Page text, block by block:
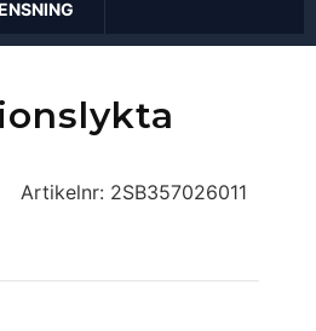
Artikelnr: 2SB357026011